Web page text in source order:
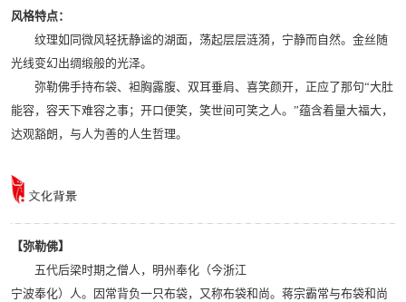
风格特点：
纹理如同微风轻抚静谧的湖面，荡起层层涟漪，宁静而自然。金丝随
光线变幻出绸缎般的光泽。
弥勒佛手持布袋、袒胸露腹、双耳垂肩、喜笑颜开，正应了那句“大肚
能容，容天下难容之事；开口便笑，笑世间可笑之人。”蕴含着量大福大，
达观豁朗，与人为善的人生哲理。
【弥勒佛】
五代后梁时期之僧人，明州奉化（今浙江
宁波奉化）人。因常背负一只布袋，又称布袋和尚。蒋宗霸常与布袋和尚